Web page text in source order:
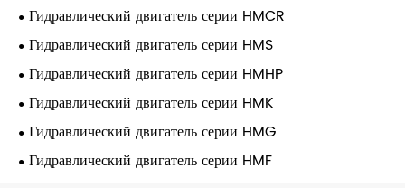
Гидравлический двигатель серии HMCR
Гидравлический двигатель серии HMS
Гидравлический двигатель серии HMHP
Гидравлический двигатель серии HMK
Гидравлический двигатель серии HMG
Гидравлический двигатель серии HMF